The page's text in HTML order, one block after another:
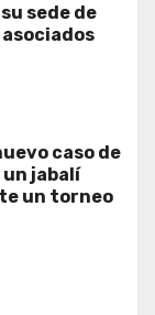
sede de
caso de
jabalí
un torneo